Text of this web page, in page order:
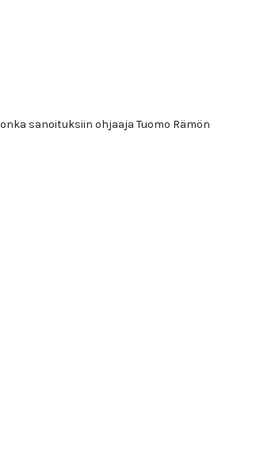
sanoituksiin ohjaaja Tuomo Rämön